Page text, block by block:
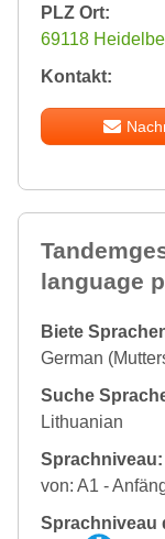
PLZ Ort:
69118
Kontakt:
language
Biete
German
Suche
Lithuanian
Sprachniveau:
von: A1 -
Sprachniveau